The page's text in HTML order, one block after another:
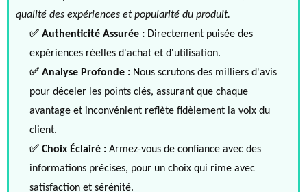
qualité des expériences et popularité du produit.
✅ Authenticité Assurée : Directement puisée des
expériences réelles d'achat et d'utilisation.
✅ Analyse Profonde : Nous scrutons des milliers d'avis
pour déceler les points clés, assurant que chaque
avantage et inconvénient reflète fidèlement la voix du
client.
✅ Choix Éclairé : Armez-vous de confiance avec des
informations précises, pour un choix qui rime avec
satisfaction et sérénité.